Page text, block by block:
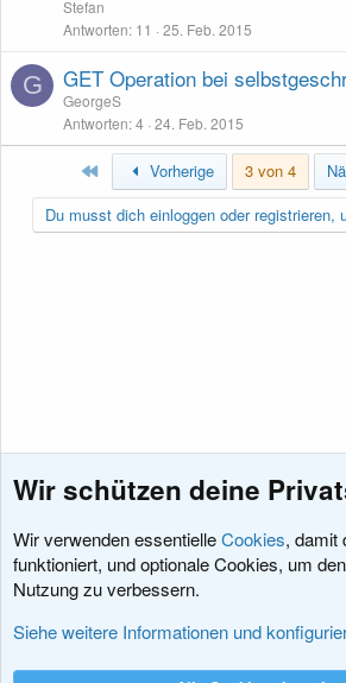
Stefan
Antworten 11 25. Feb. 2015
G GET Operation bei
GeorgeS
Antworten 4 24. Feb. 2015
Erste Vorherige 3 von 4
Du musst dich einloggen oder registrieren,
Themen zu den Erweiterungen der XenForo
Wir schützen deine
Wir verwenden essentielleCookies, damit
funktioniert, und optionale Cookies, um
Nutzung zu verbessern.
Siehe weitere Informationen und